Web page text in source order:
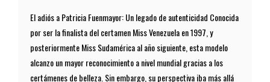
El adiós a Patricia Fuenmayor: Un legado de autenticidad Conocida
por ser la finalista del certamen Miss Venezuela en 1997, y
posteriormente Miss Sudamérica al año siguiente, esta modelo
alcanzo un mayor reconocimiento a nivel mundial gracias a los
certámenes de belleza. Sin embargo, su perspectiva iba más allá